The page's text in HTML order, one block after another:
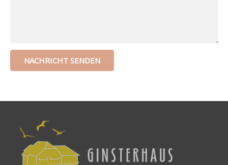
NACHRICHT SENDEN